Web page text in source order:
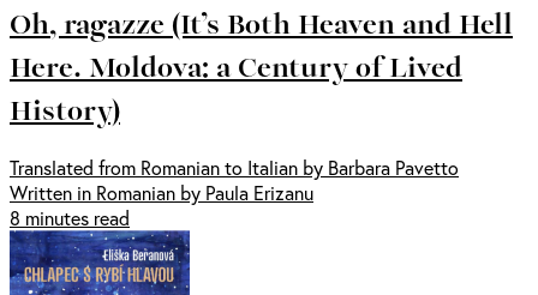
Oh, ragazze (It’s Both Heaven and Hell
Here. Moldova: a Century of Lived
History)
Translated from Romanian to Italian by Barbara Pavetto
Written in Romanian by Paula Erizanu
8 minutes read